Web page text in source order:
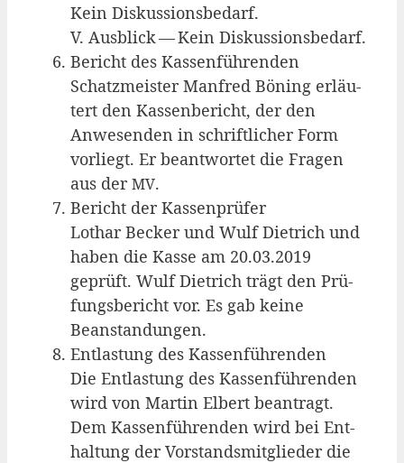
Kein Dis­kus­si­ons­be­darf.
V. Aus­blick — Kein Diskussionsbedarf.
Bericht des Kas­sen­füh­ren­den
Schatz­meis­ter Man­fred Böning erläu­
tert den Kas­sen­be­richt, der den
Anwe­sen­den in schrift­li­cher Form
vor­liegt. Er beant­wor­tet die Fra­gen
aus der MV.
Bericht der Kas­sen­prü­fer
Lothar Becker und Wulf Diet­rich und
haben die Kas­se am 20.03.2019
geprüft. Wulf Diet­rich trägt den Prü­
fungs­be­richt vor. Es gab kei­ne
Beanstandungen.
Ent­las­tung des Kas­sen­füh­ren­den
Die Ent­las­tung des Kas­sen­füh­ren­den
wird von Mar­tin Elbert bean­tragt.
Dem Kas­sen­füh­ren­den wird bei Ent­
hal­tung der Vor­stands­mit­glie­der die